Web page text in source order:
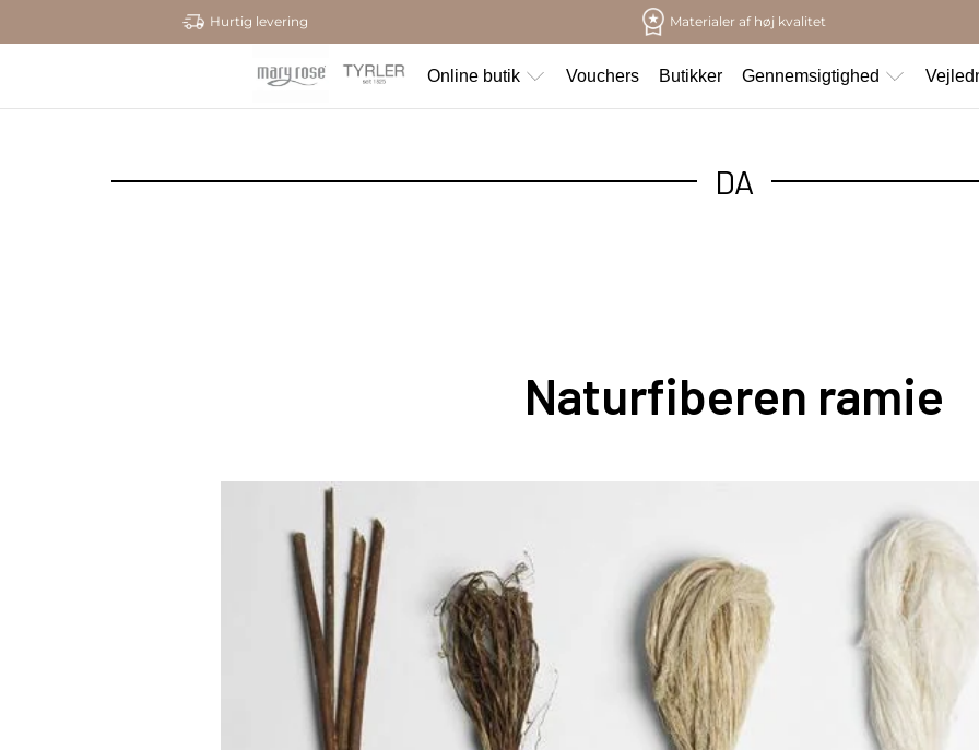
Hurtig levering Materialer af høj kvalitet
Online butik Vouchers Butikker Gennemsigtighed
DA
Naturfiberen ramie